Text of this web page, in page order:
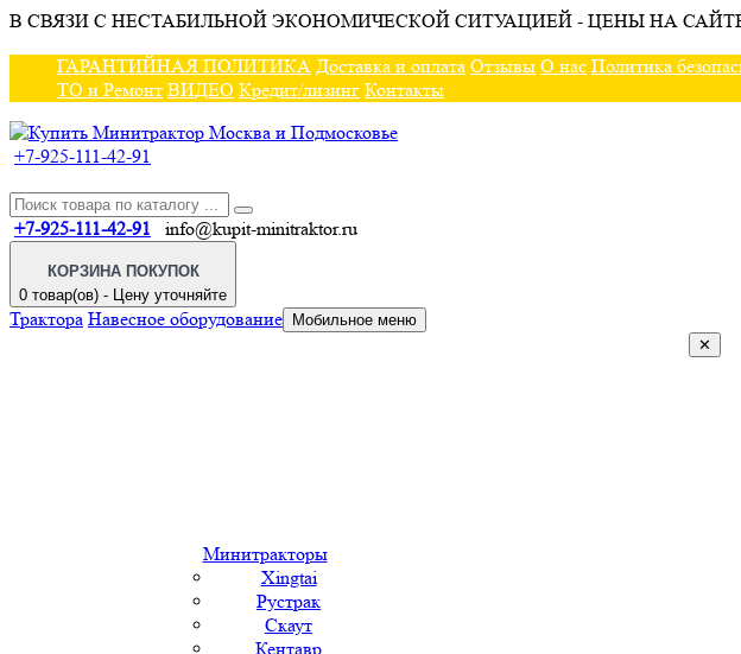
В СВЯЗИ С НЕСТАБИЛЬНОЙ ЭКОНОМИЧЕСКОЙ СИТУАЦИЕЙ - ЦЕНЫ НА
ГАРАНТИЙНАЯ ПОЛИТИКА Доставка и оплата Отзывы О нас Политика
ТО и Ремонт ВИДЕО Кредит/лизинг Контакты
+7-925-111-42-91
+7-925-111-42-91 info@kupit-minitraktor.ru
КОРЗИНА ПОКУПОК
0 товар(ов) - Цену уточняйте
Трактора Навесное оборудование
Мобильное меню
✕
Минитракторы
Xingtai
Рустрак
Скаут
Кентавр